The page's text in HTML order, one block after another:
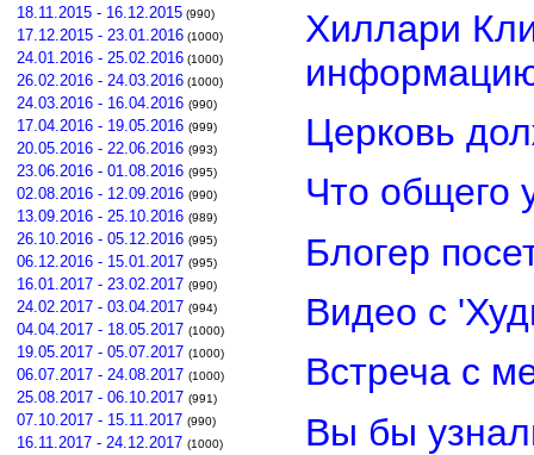
18.11.2015 - 16.12.2015 (990)
17.12.2015 - 23.01.2016 (1000)
24.01.2016 - 25.02.2016 (1000)
26.02.2016 - 24.03.2016 (1000)
24.03.2016 - 16.04.2016 (990)
17.04.2016 - 19.05.2016 (999)
20.05.2016 - 22.06.2016 (993)
23.06.2016 - 01.08.2016 (995)
02.08.2016 - 12.09.2016 (990)
13.09.2016 - 25.10.2016 (989)
26.10.2016 - 05.12.2016 (995)
06.12.2016 - 15.01.2017 (995)
16.01.2017 - 23.02.2017 (990)
24.02.2017 - 03.04.2017 (994)
04.04.2017 - 18.05.2017 (1000)
19.05.2017 - 05.07.2017 (1000)
06.07.2017 - 24.08.2017 (1000)
25.08.2017 - 06.10.2017 (991)
07.10.2017 - 15.11.2017 (990)
16.11.2017 - 24.12.2017 (1000)
Хиллари
Церковь
Что общего
Блогер
Видео с
Встреча с
Вы бы